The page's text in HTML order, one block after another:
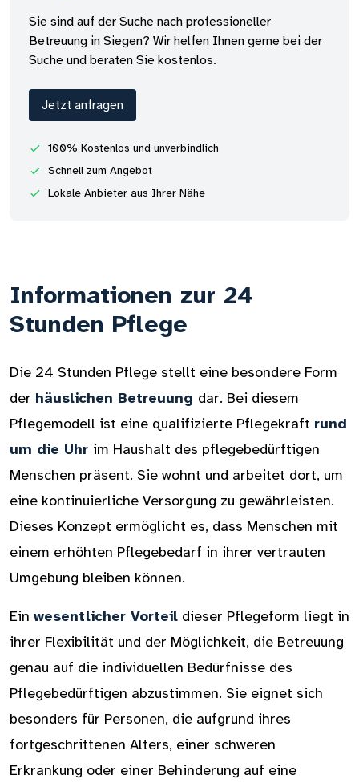
Sie sind auf der Suche nach professioneller
Betreuung in Siegen? Wir helfen Ihnen gerne bei der
Suche und beraten Sie kostenlos.
Jetzt anfragen
100% Kostenlos und unverbindlich
Schnell zum Angebot
Lokale Anbieter aus Ihrer Nähe
Informationen zur 24
Stunden Pflege
Die 24 Stunden Pflege stellt eine besondere Form
der häuslichen Betreuung dar. Bei diesem
Pflegemodell ist eine qualifizierte Pflegekraft rund
um die Uhr im Haushalt des pflegebedürftigen
Menschen präsent. Sie wohnt und arbeitet dort, um
eine kontinuierliche Versorgung zu gewährleisten.
Dieses Konzept ermöglicht es, dass Menschen mit
einem erhöhten Pflegebedarf in ihrer vertrauten
Umgebung bleiben können.
Ein wesentlicher Vorteil dieser Pflegeform liegt in
ihrer Flexibilität und der Möglichkeit, die Betreuung
genau auf die individuellen Bedürfnisse des
Pflegebedürftigen abzustimmen. Sie eignet sich
besonders für Personen, die aufgrund ihres
fortgeschrittenen Alters, einer schweren
Erkrankung oder einer Behinderung auf eine